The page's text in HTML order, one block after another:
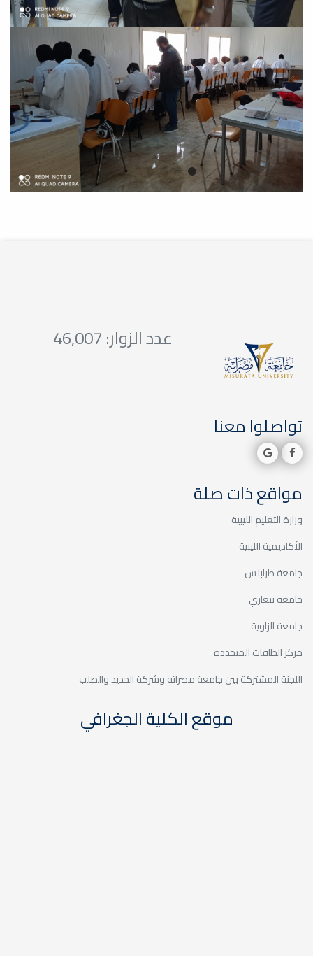
عدد الزوار: 46,007
تواصلوا معنا
مواقع ذات صلة
وزارة التعليم الليبية
الأكاديمية الليبية
جامعة طرابلس
جامعة بنغازي
جامعة الزاوية
مركز الطاقات المتجددة
اللجنة المشتركة بين جامعة مصراته وشركة الحديد والصلب
موقع الكلية الجغرافي